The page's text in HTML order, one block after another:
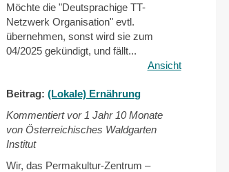
Möchte die "Deutsprachige TT-
Netzwerk Organisation" evtl.
übernehmen, sonst wird sie zum
04/2025 gekündigt, und fällt...
Ansicht
Beitrag:(Lokale) Ernährung
Kommentiert vor 1 Jahr 10 Monate
von Österreichisches Waldgarten
Institut
Wir, das Permakultur-Zentrum –